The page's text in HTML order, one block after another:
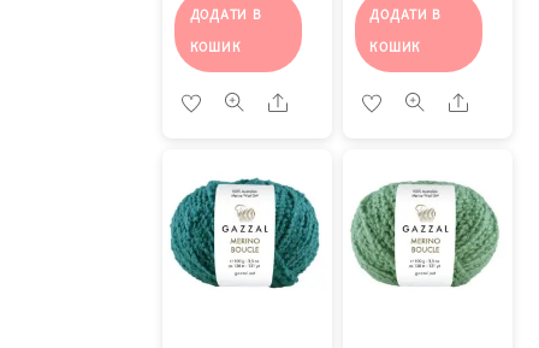
ДОДАТИ В
КОШИК
Share
ДОДАТИ В
КОШИК
Share